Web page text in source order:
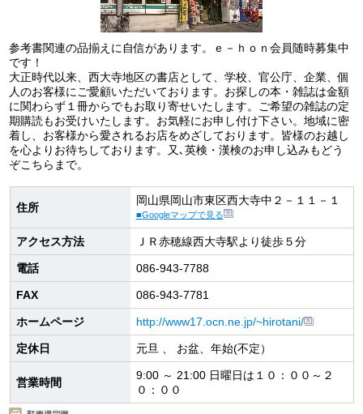
参考書関連の品揃えに自信があります。ｅ－ｈｏｎ会員随時募集中
です！
大正時代以来、西大寺地区の書店として、学校、官公庁、企業、個
人のお客様にご愛顧いただいております。お探しの本・雑誌は金額
に関わらず１冊からでもお取り寄せいたします。ご希望の雑誌の定
期購読もお受けいたします。お気軽にお申し付け下さい。地域に密
着し、お客様から愛されるお店をめざしております。皆様のお越し
を心よりお待ちしております。又､英検・漢検のお申し込みもどう
ぞこちらまで。
住所
岡山県岡山市東区西大寺中２－１１－１
■Googleマップで見る
アクセス方法 ＪＲ赤穂線西大寺駅より徒歩５分
電話 086-943-7788
FAX 086-943-7781
ホームページ http://www17.ocn.ne.jp/~hirotani/
定休日 元旦 、 お盆、年始(不定）
営業時間
9:00 ～ 21:00 日曜日は１０：００～２
０：００